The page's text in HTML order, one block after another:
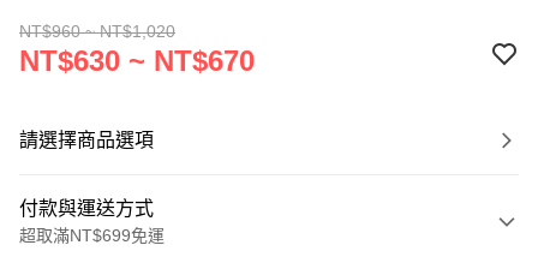
NT$960 ~ NT$1,020
NT$630 ~ NT$670
請選擇商品選項
付款與運送方式
超取滿NT$699免運